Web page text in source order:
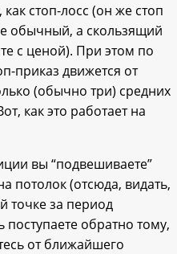
стоп-лосс (он же стоп
обычный, а скользящий
с ценой). При этом по
приказ движется от
(обычно три) средних
как это работает на
вы “подвешиваете”
потолок (отсюда, видать,
точке за период
поступаете обратно тому,
от ближайшего